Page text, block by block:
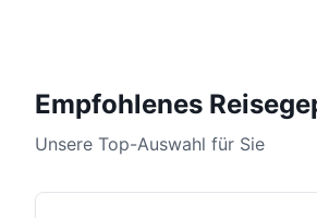
Empfohlenes
Unsere Top-Auswahl für Sie